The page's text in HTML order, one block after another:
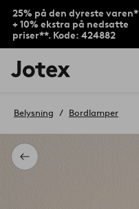
25% på den dyreste varen*
+ 10% ekstra på nedsatte
priser**. Kode: 424882
Jotex’
logo
til
Tilbake
Belysning Bordlamper